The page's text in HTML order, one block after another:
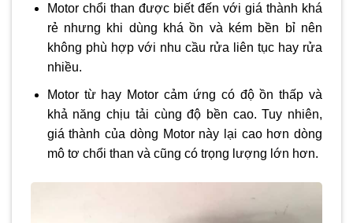
Motor chổi than được biết đến với giá thành khá
rẻ nhưng khi dùng khá ồn và kém bền bỉ nên
không phù hợp với nhu cầu rửa liên tục hay rửa
nhiều.
Motor từ hay Motor cảm ứng có độ ồn thấp và
khả năng chịu tải cùng độ bền cao. Tuy nhiên,
giá thành của dòng Motor này lại cao hơn dòng
mô tơ chổi than và cũng có trọng lượng lớn hơn.